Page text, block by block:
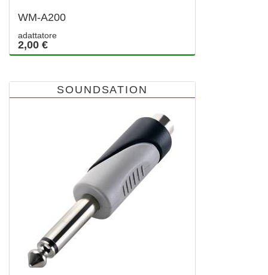
WM-A200
adattatore
2,00 €
SOUNDSATION